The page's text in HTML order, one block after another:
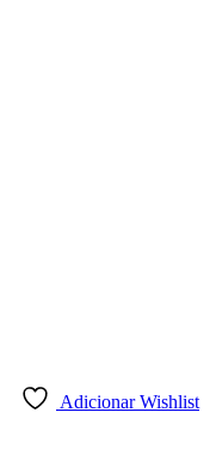
Adicionar Wishlist